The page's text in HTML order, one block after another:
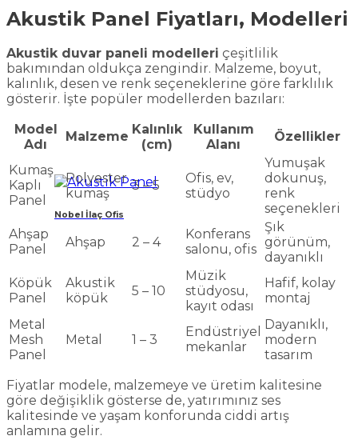
Nobel İlaç Ofis
Akustik Panel Fiyatları, Modelleri
Akustik duvar paneli modelleri çeşitlilik
bakımından oldukça zengindir. Malzeme, boyut,
kalınlık, desen ve renk seçeneklerine göre farklılık
gösterir. İşte popüler modellerden bazıları:
Model
Adı
Malzeme Kalınlık
(cm)
Kullanım
Alanı
Özellikler
Kumaş
Kaplı
Panel
Polyester
kumaş
3 – 5
Ofis, ev,
stüdyo
Yumuşak
dokunuş,
renk
seçenekleri
Ahşap
Panel
Ahşap 2 – 4
Konferans
salonu, ofis
Şık
görünüm,
dayanıklı
Köpük
Panel
Akustik
köpük
5 – 10
Müzik
stüdyosu,
kayıt odası
Hafif, kolay
montaj
Metal
Mesh
Panel
Metal 1 – 3
Endüstriyel
mekanlar
Dayanıklı,
modern
tasarım
Fiyatlar modele, malzemeye ve üretim kalitesine
göre değişiklik gösterse de, yatırımınız ses
kalitesinde ve yaşam konforunda ciddi artış
anlamına gelir.